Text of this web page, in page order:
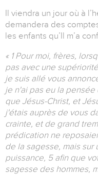
Il viendra un jour où à
demandera des
les enfants qu’Il m’a
« 1 Pour moi, frères,
pas avec une
je suis allé vous
je n'ai pas eu la
que Jésus-Christ, et
j'étais auprès de vous
crainte, et de grand
prédication ne
de la sagesse, mais
puissance, 5 afin que
sagesse des hommes,